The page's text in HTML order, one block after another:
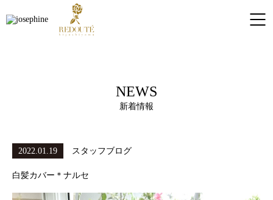
NEWS
新着情報
2022.01.19 スタッフブログ
白髪カバー＊ナルセ